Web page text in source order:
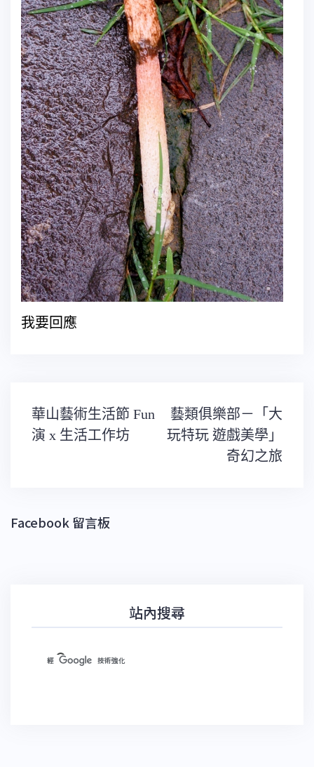
我要回應
文
章
導
華山藝術生活節 Fun
演 x 生活工作坊
藝類俱樂部－「大
玩特玩 遊戲美學」
奇幻之旅
Facebook 留言板
站內搜尋